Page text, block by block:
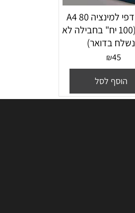
מארז דפי למינציה A4 80
מיקרון (100 יח" בחבילה לא
נשלח בדואר)
₪45
הוסף לסל